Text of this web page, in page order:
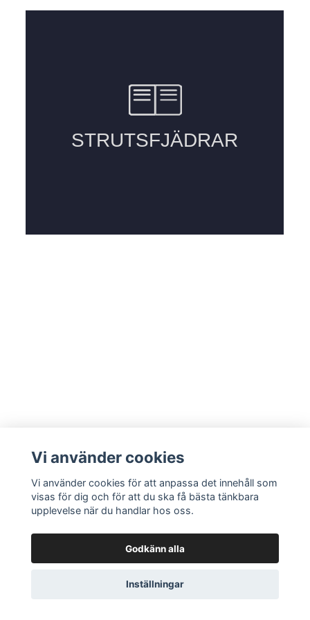
Vi använder cookies
Vi använder cookies för att anpassa det innehåll som
visas för dig och för att du ska få bästa tänkbara
upplevelse när du handlar hos oss.
Godkänn alla
Inställningar